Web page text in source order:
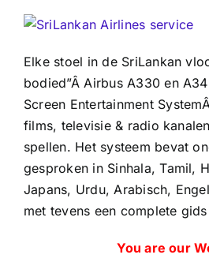
Elke stoel in de SriLankan
bodied”Â Airbus A330 en
Screen Entertainment
films, televisie & radio
spellen. Het systeem bevat
gesproken in Sinhala, Tamil,
Japans, Urdu, Arabisch,
met tevens een complete
You are our